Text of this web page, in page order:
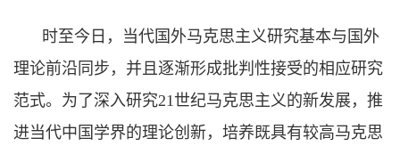
时至今日，当代国外马克思主义研究基本与国外
理论前沿同步，并且逐渐形成批判性接受的相应研究
范式。为了深入研究21世纪马克思主义的新发展，推
进当代中国学界的理论创新，培养既具有较高马克思